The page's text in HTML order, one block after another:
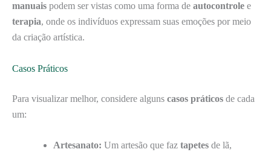
manuais podem ser vistas como uma forma de autocontrole e
terapia, onde os indivíduos expressam suas emoções por meio
da criação artística.
Casos Práticos
Para visualizar melhor, considere alguns casos práticos de cada
um:
Artesanato: Um artesão que faz tapetes de lã,